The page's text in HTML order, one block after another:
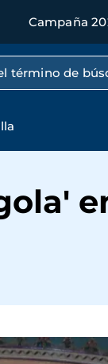
Campaña
por texto